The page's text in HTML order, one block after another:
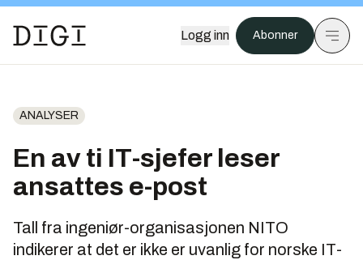
Logg inn Abonner
ANALYSER
En av ti IT-sjefer leser
ansattes e-post
Tall fra ingeniør-organisasjonen NITO
indikerer at det er ikke er uvanlig for norske IT-